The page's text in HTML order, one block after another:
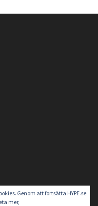
Genom att fortsätta HYPE.se
mer,